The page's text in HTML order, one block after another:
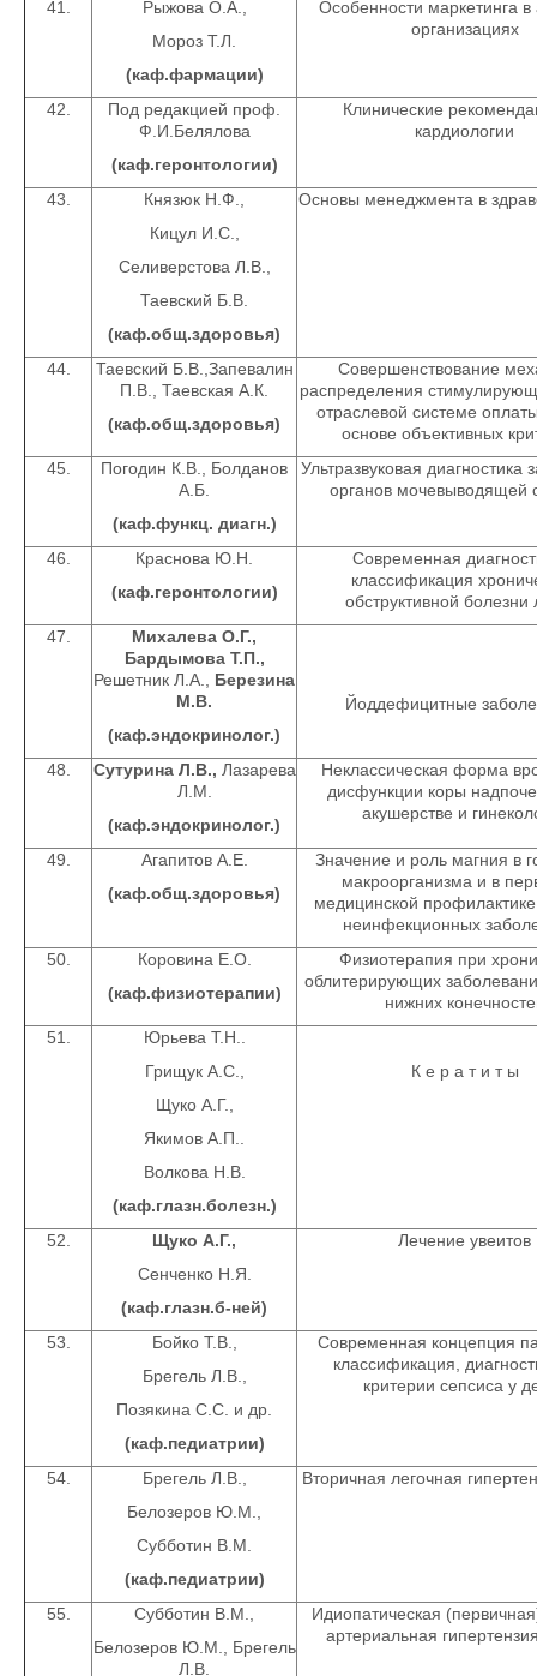
41.
Рыжова О.А.,
Мороз Т.Л.
(каф.фармации)
Особенности маркетинга в
организациях
42.
Под редакцией проф.
Ф.И.Белялова
(каф.геронтологии)
Клинические
кардиологии
43.
Князюк Н.Ф.,
Кицул И.С.,
Селиверстова Л.В.,
Таевский Б.В.
(каф.общ.здоровья)
Основы менеджмента в
44.
Таевский Б.В.,Запевалин
П.В., Таевская А.К.
(каф.общ.здоровья)
Совершенствование
распределения
отраслевой системе
основе объективных
45.
Погодин К.В., Болданов
А.Б.
(каф.функц. диагн.)
Ультразвуковая диагностика
органов мочевыводящей
46.
Краснова Ю.Н.
(каф.геронтологии)
Современная
классификация
обструктивной болезни
47.
Михалева О.Г.,
Бардымова Т.П.,
Решетник Л.А., Березина
М.В.
(каф.эндокринолог.)
Йоддефицитные
48. Сутурина Л.В., Лазарева
Л.М.
(каф.эндокринолог.)
Неклассическая форма
дисфункции коры
акушерстве и
49.
Агапитов А.Е.
(каф.общ.здоровья)
Значение и роль магния в
макроорганизма и в
медицинской
неинфекционных
50.
Коровина Е.О.
(каф.физиотерапии)
Физиотерапия при
облитерирующих
нижних
51.
Юрьева Т.Н..
Грищук А.С.,
Щуко А.Г.,
Якимов А.П..
Волкова Н.В.
(каф.глазн.болезн.)
К е р а т и т ы
52.
Щуко А.Г.,
Сенченко Н.Я.
(каф.глазн.б-ней)
Лечение увеитов
53.
Бойко Т.В.,
Брегель Л.В.,
Позякина С.С. и др.
(каф.педиатрии)
Современная концепция
классификация,
критерии сепсиса у
54.
Брегель Л.В.,
Белозеров Ю.М.,
Субботин В.М.
(каф.педиатрии)
Вторичная легочная
55.
Субботин В.М.,
Белозеров Ю.М., Брегель
Л.В.
Идиопатическая
артериальная